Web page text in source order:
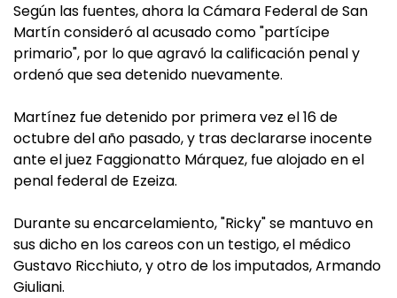
Según las fuentes, ahora la Cámara Federal de San
Martín consideró al acusado como "partícipe
primario", por lo que agravó la calificación penal y
ordenó que sea detenido nuevamente.
Martínez fue detenido por primera vez el 16 de
octubre del año pasado, y tras declararse inocente
ante el juez Faggionatto Márquez, fue alojado en el
penal federal de Ezeiza.
Durante su encarcelamiento, "Ricky" se mantuvo en
sus dicho en los careos con un testigo, el médico
Gustavo Ricchiuto, y otro de los imputados, Armando
Giuliani.